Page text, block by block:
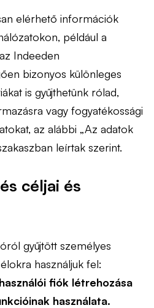
elérhető információk
például a
Indeeden
bizonyos különleges
is gyűjthetünk rólad,
vagy fogyatékossági
az alábbi „Az adatok
leírtak szerint.
céljai és
gyűjtött személyes
használjuk fel:
fiók létrehozása
használata.